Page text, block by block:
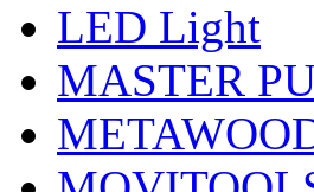
LED Light
MASTER